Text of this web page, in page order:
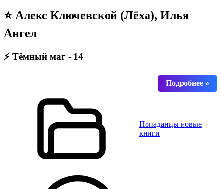
⭐ Алекс Ключевской (Лёха), Илья
Ангел
⚡ Тёмный маг - 14
Попаданцы новые
книги